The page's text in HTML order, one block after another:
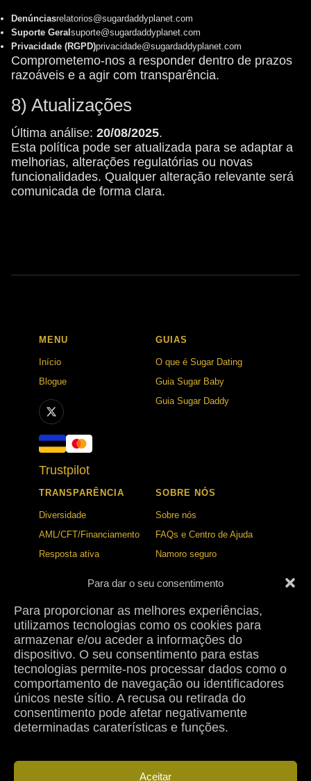
Para dar o seu consentimento
Para proporcionar as melhores experiências,
utilizamos tecnologias como os cookies para
armazenar e/ou aceder a informações do
dispositivo. O seu consentimento para estas
tecnologias permite-nos processar dados como o
comportamento de navegação ou identificadores
únicos neste sítio. A recusa ou retirada do
consentimento pode afetar negativamente
determinadas caraterísticas e funções.
Aceitar
Denúnciasrelatorios@sugardaddyplanet.com
Suporte Geral suporte@sugardaddyplanet.com
Privacidade (RGPD)privacidade@sugardaddyplanet.com
Comprometemo-nos a responder dentro de prazos
razoáveis e a agir com transparência.
8) Atualizações
Última análise: 20/08/2025.
Esta política pode ser atualizada para se adaptar a
melhorias, alterações regulatórias ou novas
funcionalidades. Qualquer alteração relevante será
comunicada de forma clara.
MENU
Início
Blogue
Trustpilot
GUIAS
O que é Sugar Dating
Guia Sugar Baby
Guia Sugar Daddy
TRANSPARÊNCIA
Diversidade
AML/CFT/Financiamento
Resposta ativa
SOBRE NÓS
Sobre nós
FAQs e Centro de Ajuda
Namoro seguro
segurança
BLOGUE
Normas de publicação
Política de correção
Colaborações
CONTACTO
Contacto
Imprensa
Estudo de Sugar Dating
2026
Política de CookiesAviso LegalPolítica de reembolso
Política de cancelamentoDiretrizes da comunidade